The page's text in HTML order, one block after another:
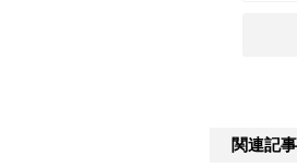
関連記事